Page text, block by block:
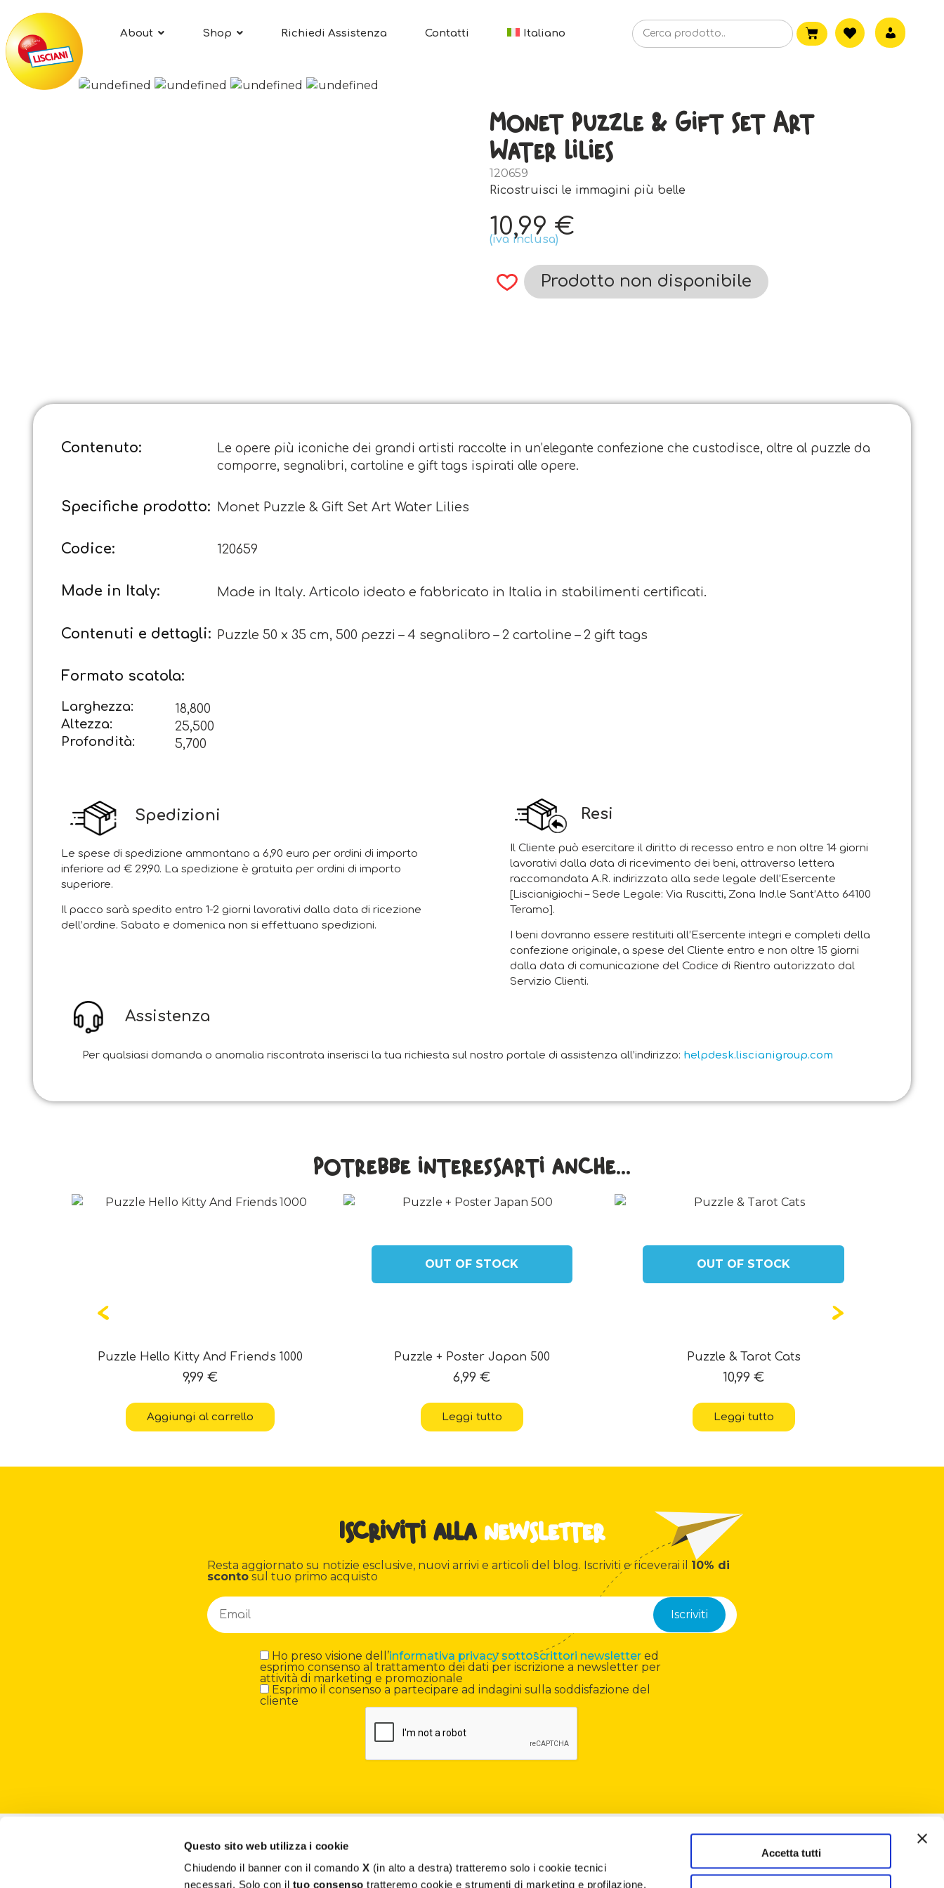
Questo sito web utilizza i cookie
Chiudendo il banner con il comando X (in alto a destra) tratteremo solo i cookie tecnici
necessari. Solo con il tuo consenso tratteremo cookie e strumenti di marketing e profilazione,
Accetta tutti
About Shop Richiedi Assistenza Contatti Italiano
Monet Puzzle & Gift Set Art
Water Lilies
120659
Ricostruisci le immagini più belle
10,99 €
(iva inclusa)
Prodotto non disponibile
Contenuto:
Le opere più iconiche dei grandi artisti raccolte in un’elegante confezione che custodisce, oltre al puzzle da
comporre, segnalibri, cartoline e gift tags ispirati alle opere.
Specifiche prodotto: Monet Puzzle & Gift Set Art Water Lilies
Codice: 120659
Made in Italy: Made in Italy. Articolo ideato e fabbricato in Italia in stabilimenti certificati.
Contenuti e dettagli: Puzzle 50 x 35 cm, 500 pezzi – 4 segnalibro – 2 cartoline – 2 gift tags
Formato scatola:
Larghezza:
18,800
Altezza:
25,500
Profondità:
5,700
Spedizioni
Le spese di spedizione ammontano a 6,90 euro per ordini di importo
inferiore ad € 29,90. La spedizione è gratuita per ordini di importo
superiore.
Il pacco sarà spedito entro 1-2 giorni lavorativi dalla data di ricezione
dell’ordine. Sabato e domenica non si effettuano spedizioni.
Resi
Il Cliente può esercitare il diritto di recesso entro e non oltre 14 giorni
lavorativi dalla data di ricevimento dei beni, attraverso lettera
raccomandata A.R. indirizzata alla sede legale dell’Esercente
[Liscianigiochi – Sede Legale: Via Ruscitti, Zona Ind.le Sant’Atto 64100
Teramo].
I beni dovranno essere restituiti all’Esercente integri e completi della
confezione originale, a spese del Cliente entro e non oltre 15 giorni
dalla data di comunicazione del Codice di Rientro autorizzato dal
Servizio Clienti.
Assistenza
Per qualsiasi domanda o anomalia riscontrata inserisci la tua richiesta sul nostro portale di assistenza all’indirizzo: helpdesk.liscianigroup.com
Potrebbe interessarti anche...
Puzzle Hello Kitty And Friends 1000
9,99€
Aggiungi al carrello
OUT OF STOCK
Puzzle + Poster Japan 500
6,99€
Leggi tutto
OUT OF STOCK
Puzzle & Tarot Cats
10,99€
Leggi tutto
Iscriviti alla newsletter
Resta aggiornato su notizie esclusive, nuovi arrivi e articoli del blog. Iscriviti e riceverai il 10% di
sconto sul tuo primo acquisto
Ho preso visione dell’informativa privacy sottoscrittori newsletter ed
esprimo consenso al trattamento dei dati per iscrizione a newsletter per
attività di marketing e promozionale
Esprimo il consenso a partecipare ad indagini sulla soddisfazione del
cliente
Assistenza